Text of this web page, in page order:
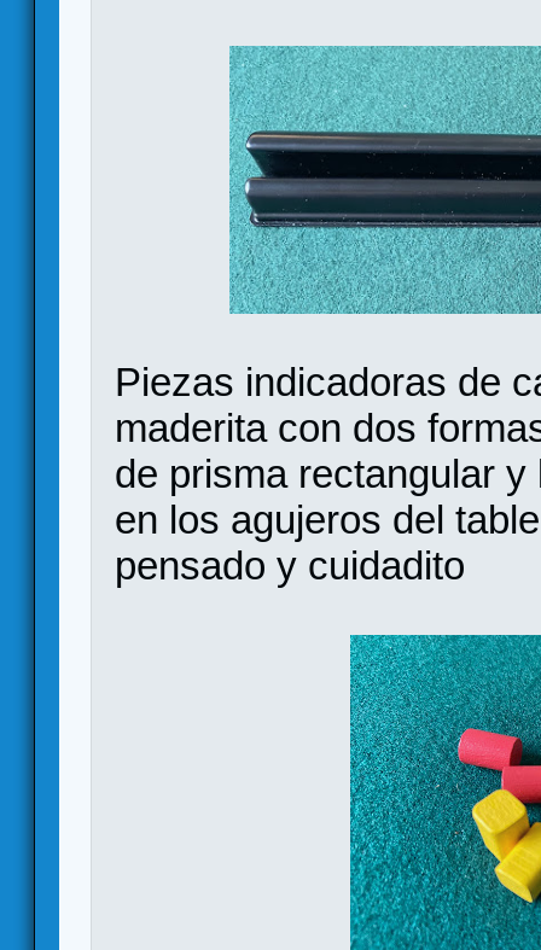
Piezas indicadoras de
maderita con dos
de prisma rectangular
en los agujeros del
pensado y cuidadito